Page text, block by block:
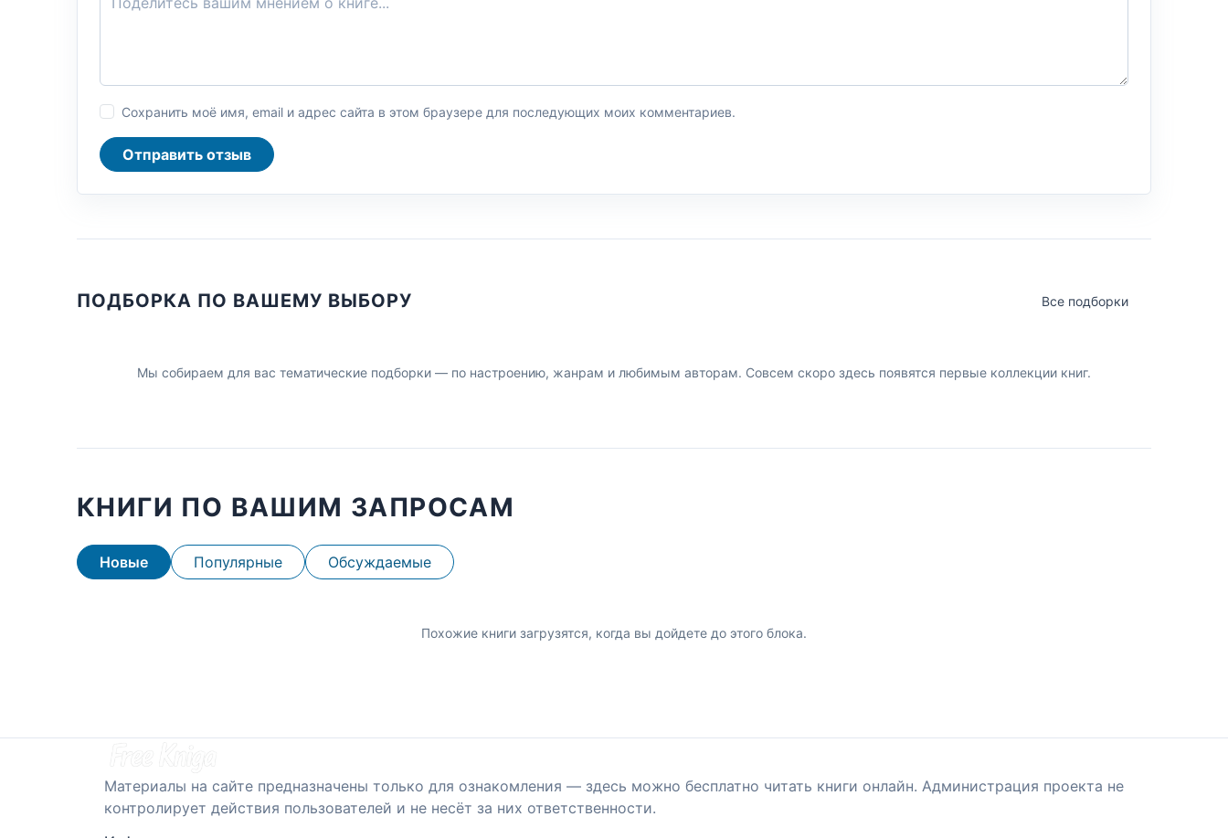
Сохранить моё имя, email и адрес сайта в этом браузере для последующих моих комментариев.
Отправить отзыв
ПОДБОРКА ПО ВАШЕМУ ВЫБОРУ Все подборки
Мы собираем для вас тематические подборки — по настроению, жанрам и любимым авторам. Совсем скоро здесь появятся первые коллекции книг.
КНИГИ ПО ВАШИМ ЗАПРОСАМ
Новые Популярные Обсуждаемые
Похожие книги загрузятся, когда вы дойдете до этого блока.
Материалы на сайте предназначены только для ознакомления — здесь можно бесплатно читать книги онлайн. Администрация проекта не
контролирует действия пользователей и не несёт за них ответственности.